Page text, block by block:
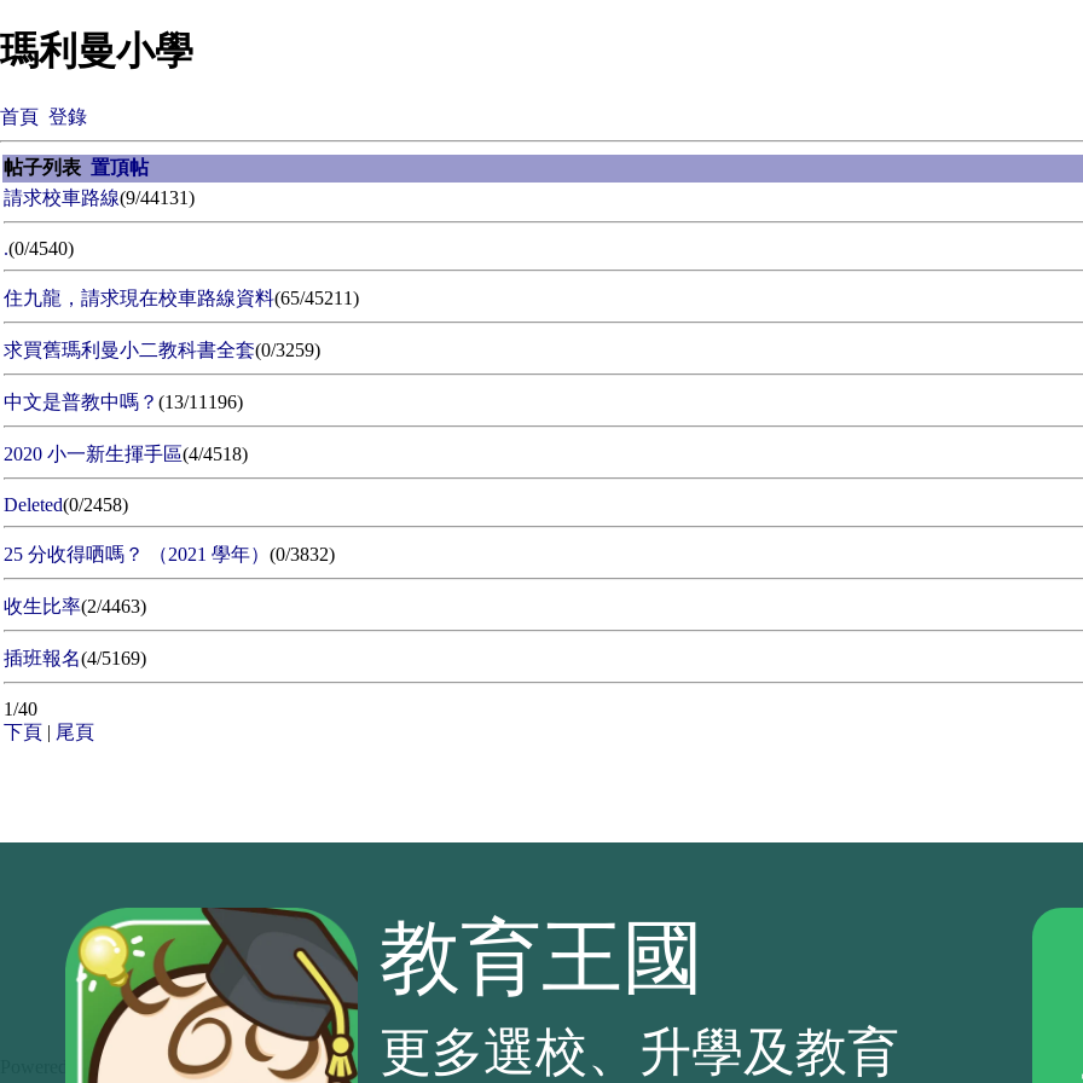
瑪利曼小學
首頁 登錄
帖子列表 置頂帖
請求校車路線(9/44131)
.(0/4540)
住九龍，請求現在校車路線資料(65/45211)
求買舊瑪利曼小二教科書全套(0/3259)
中文是普教中嗎？ (13/11196)
2020 小一新生揮手區(4/4518)
Deleted(0/2458)
25 分收得哂嗎？ （2021 學年） (0/3832)
收生比率(2/4463)
插班報名(4/5169)
1/40
下頁 | 尾頁
.
Powered by Baby Kingdom
教育王國
更多選校、升學及教育